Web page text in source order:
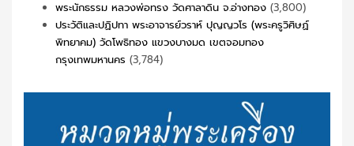
พระนักธรรม หลวงพ่อทรง วัดศาลาดิน จ.อ่างทอง (3,800)
ประวัติและปฏิปทา พระอาจารย์วราห์ ปุญญวโร (พระครูวิศิษฏ์
พิทยาคม) วัดโพธิทอง แขวงบางมด เขตจอมทอง
กรุงเทพมหานคร (3,784)